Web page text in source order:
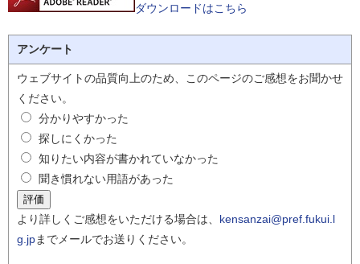
ダウンロードはこちら
アンケート
ウェブサイトの品質向上のため、このページのご感想をお聞かせ
ください。
分かりやすかった
探しにくかった
知りたい内容が書かれていなかった
聞き慣れない用語があった
より詳しくご感想をいただける場合は、 kensanzai@pref.fukui.l
g.jpまでメールでお送りください。